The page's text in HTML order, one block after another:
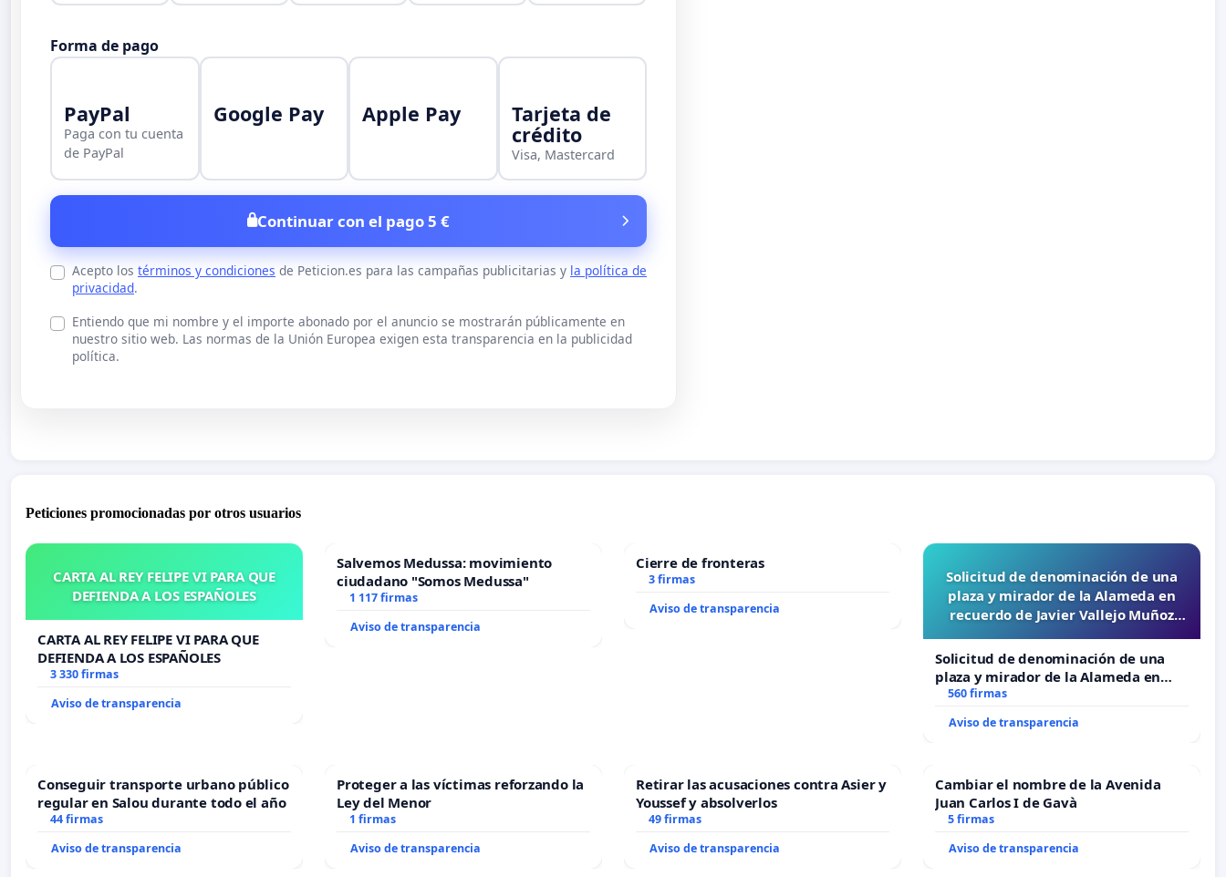
Forma de pago
PayPal
Paga con tu cuenta
de PayPal
Google Pay Apple Pay Tarjeta de
crédito
Visa, Mastercard
Continuar con el pago 5 €
Acepto los términos y condiciones de Peticion.es para las campañas publicitarias y la política de
privacidad.
Entiendo que mi nombre y el importe abonado por el anuncio se mostrarán públicamente en
nuestro sitio web. Las normas de la Unión Europea exigen esta transparencia en la publicidad
política.
Peticiones promocionadas por otros usuarios
CARTA AL REY FELIPE VI PARA QUE
DEFIENDA A LOS ESPAÑOLES
CARTA AL REY FELIPE VI PARA QUE
DEFIENDA A LOS ESPAÑOLES
3 330 firmas
Aviso de transparencia
Salvemos Medussa: movimiento
ciudadano "Somos Medussa"
1 117 firmas
Aviso de transparencia
Cierre de fronteras
3 firmas
Aviso de transparencia
Solicitud de denominación de una
plaza y mirador de la Alameda en
recuerdo de Javier Vallejo Muñoz
Solicitud de denominación de una
plaza y mirador de la Alameda en
recuerdo de Javier Vallejo Muñoz
560 firmas
Aviso de transparencia
Conseguir transporte urbano público
regular en Salou durante todo el año
44 firmas
Aviso de transparencia
Proteger a las víctimas reforzando la
Ley del Menor
1 firmas
Aviso de transparencia
Retirar las acusaciones contra Asier y
Youssef y absolverlos
49 firmas
Aviso de transparencia
Cambiar el nombre de la Avenida
Juan Carlos I de Gavà
5 firmas
Aviso de transparencia